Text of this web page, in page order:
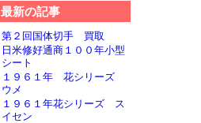
最新の記事
第２回国体切手 買取
日米修好通商１００年小型
シート
１９６１年 花シリーズ
ウメ
１９６１年花シリーズ ス
イセン